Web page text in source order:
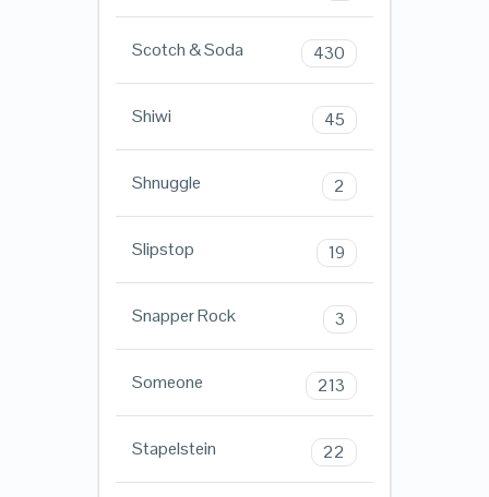
Scotch & Soda 430
Shiwi 45
Shnuggle 2
Slipstop 19
Snapper Rock 3
Someone 213
Stapelstein 22